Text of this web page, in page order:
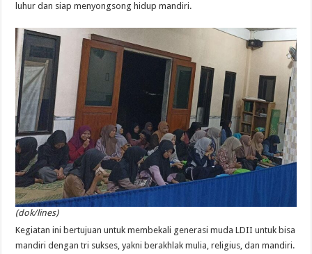
luhur dan siap menyongsong hidup mandiri.
(dok/lines)
Kegiatan ini bertujuan untuk membekali generasi muda LDII untuk bisa
mandiri dengan tri sukses, yakni berakhlak mulia, religius, dan mandiri.